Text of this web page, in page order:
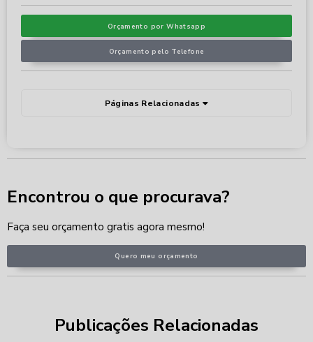
Orçamento por Whatsapp
Orçamento pelo Telefone
Páginas Relacionadas
Encontrou o que procurava?
Faça seu orçamento gratis agora mesmo!
Quero meu orçamento
Publicações Relacionadas